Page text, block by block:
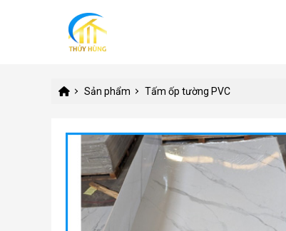
Sản phẩm Tấm ốp tường PVC